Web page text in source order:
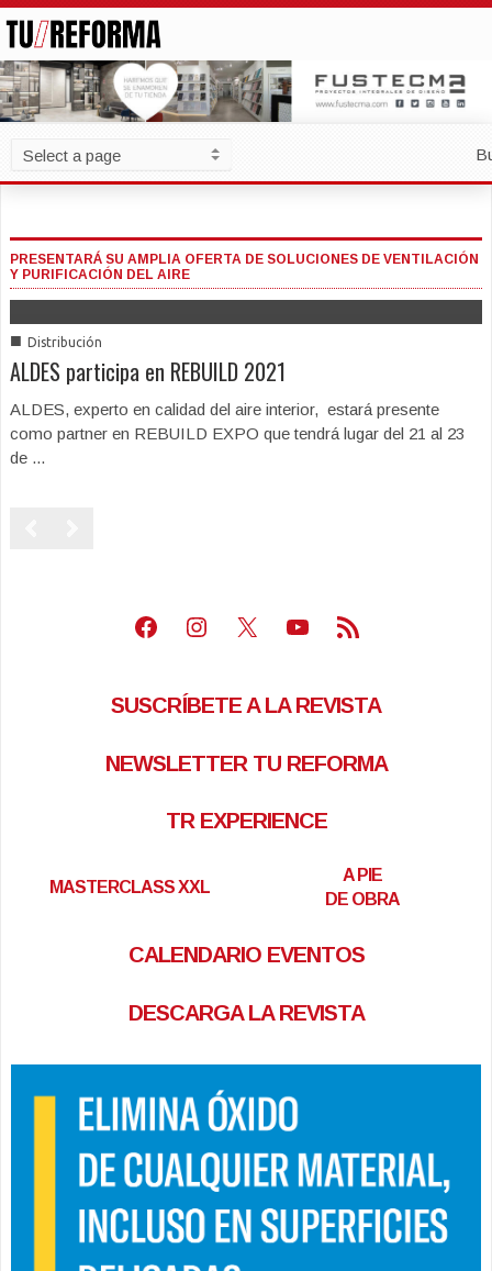
PRESENTARÁ SU AMPLIA OFERTA DE SOLUCIONES DE VENTILACIÓN
Y PURIFICACIÓN DEL AIRE
■ Distribución
ALDES participa en REBUILD 2021
ALDES, experto en calidad del aire interior, estará presente
como partner en REBUILD EXPO que tendrá lugar del 21 al 23
de ...
Facebook
Instagram
X Youtube
Feed RSS
SUSCRÍBETE A LA REVISTA
NEWSLETTER TU REFORMA
TR EXPERIENCE
MASTERCLASS XXL
A PIE
DE OBRA
CALENDARIO EVENTOS
DESCARGA LA REVISTA